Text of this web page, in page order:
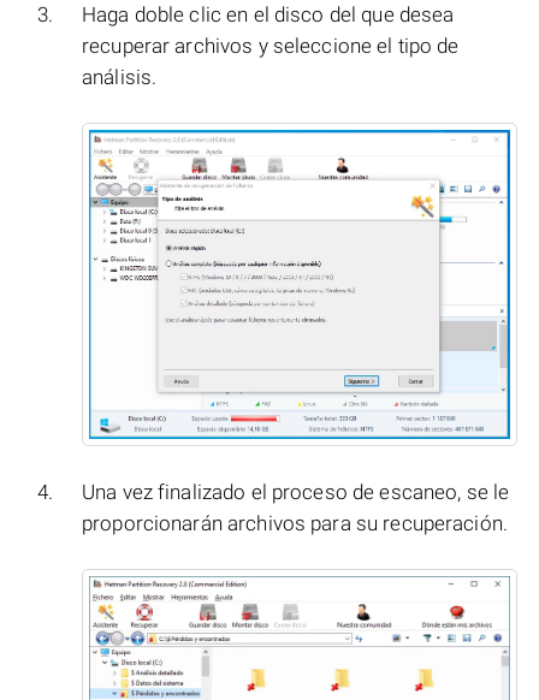
Haga doble clic en el disco del que desea
recuperar archivos y seleccione el tipo de
análisis.
Una vez finalizado el proceso de escaneo, se le
proporcionarán archivos para su recuperación.